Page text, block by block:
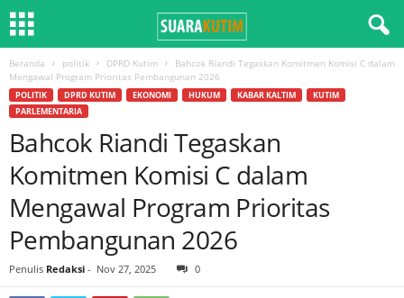
Beranda politik DPRD Kutim
Bahcok Riandi Tegaskan Komitmen Komisi C dalam
Mengawal Program Prioritas Pembangunan 2026
POLITIK DPRD KUTIM EKONOMI HUKUM KABAR KALTIM
KUTIM
PARLEMENTARIA
Bahcok Riandi Tegaskan
Komitmen Komisi C dalam
Mengawal Program Prioritas
Pembangunan 2026
Penulis Redaksi - Nov 27, 2025 0